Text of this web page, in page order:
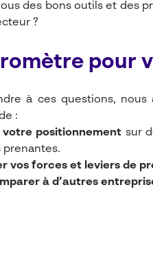
des bons outils et des
?
pour
à ces questions, nous
:
votre positionnement sur
prenantes.
vos forces et leviers de
à d’autres